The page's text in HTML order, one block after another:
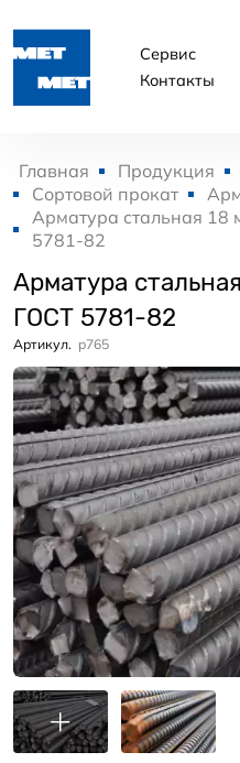
Сервис
Контакты
Главная Продукция
Сортовой прокат
Арматура стальная 18
5781-82
Арматура
ГОСТ 5781-82
Артикул. p765